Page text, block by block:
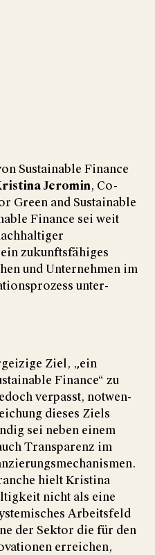
Alle laden
Sustainable Finance
Jeromin, Co-
Green and Sustainable
Finance sei weit
zukunftsfähiges
und Unter­nehmen im
unter­
Ziel, „ein
Finance“ zu
verpasst, not­wen­
dieses Ziels
sei neben einem
Trans­parenz im
hielt Kristina
nicht als eine
Arbeits­feld
der Sek­tor die für den
erreichen,